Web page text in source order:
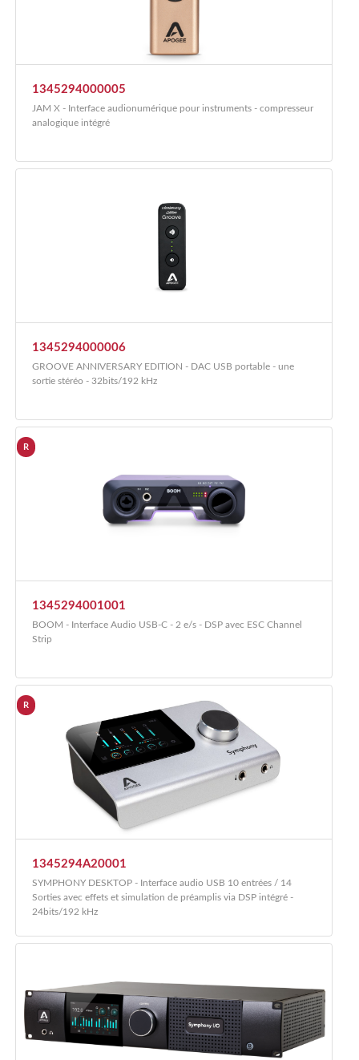
1345294000005
JAM X - Interface audionumérique pour instruments - compresseur
analogique intégré
1345294000006
GROOVE ANNIVERSARY EDITION - DAC USB portable - une
sortie stéréo - 32bits/192 kHz
R
1345294001001
BOOM - Interface Audio USB-C - 2 e/s - DSP avec ESC Channel
Strip
R
1345294A20001
SYMPHONY DESKTOP - Interface audio USB 10 entrées / 14
Sorties avec effets et simulation de préamplis via DSP intégré -
24bits/192 kHz